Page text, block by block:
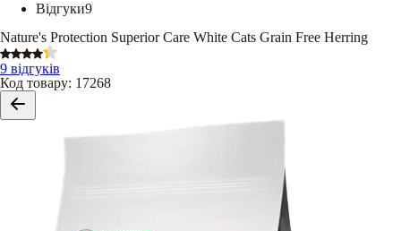
Відгуки9
Nature's Protection Superior Care White Cats Grain Free Herring
9 відгуків
Код товару: 17268